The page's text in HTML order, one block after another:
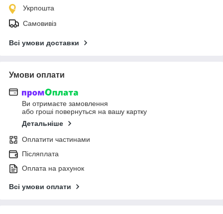
Укрпошта
Самовивіз
Всі умови доставки
Умови оплати
Ви отримаєте замовлення
або гроші повернуться на вашу картку
Детальніше
Оплатити частинами
Післяплата
Оплата на рахунок
Всі умови оплати